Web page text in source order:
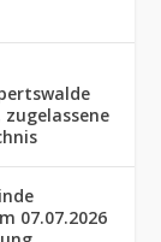
07.07.2026